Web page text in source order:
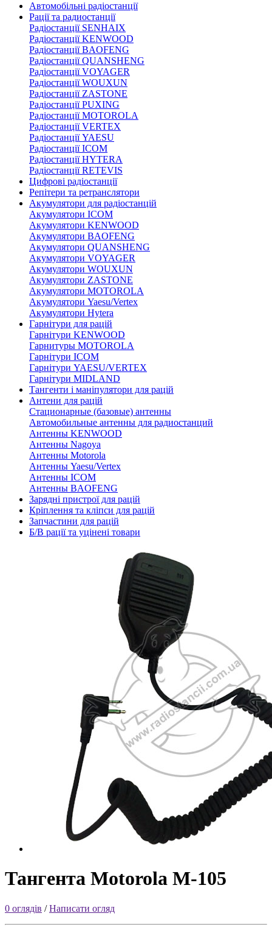
Автомобільні радіостанції
Рації та радиостанції
Радіостанції SENHAIX
Радіостанції KENWOOD
Радіостанції BAOFENG
Радіостанції QUANSHENG
Радіостанції VOYAGER
Радіостанції WOUXUN
Радіостанції ZASTONE
Радіостанції PUXING
Радіостанції MOTOROLA
Радіостанції VERTEX
Радіостанції YAESU
Радіостанції ICOM
Радіостанції HYTERA
Радіостанції RETEVIS
Цифрові радіостанції
Репітери та ретранслятори
Акумулятори для радіостанцій
Акумулятори ICOM
Акумулятори KENWOOD
Акумулятори BAOFENG
Акумулятори QUANSHENG
Акумулятори VOYAGER
Акумулятори WOUXUN
Акумулятори ZASTONE
Акумулятори MOTOROLA
Акумулятори Yaesu/Vertex
Акумулятори Hytera
Гарнітури для рацій
Гарнітури KENWOOD
Гарнитуры MOTOROLA
Гарнітури ICOM
Гарнітури YAESU/VERTEX
Гарнітури MIDLAND
Тангенти і маніпулятори для рацій
Антени для рацій
Стационарные (базовые) антенны
Автомобильные антенны для радиостанций
Антенны KENWOOD
Антенны Nagoya
Антенны Motorola
Антенны Yaesu/Vertex
Антенны ICOM
Антенны BAOFENG
Зарядні пристрої для рацій
Кріплення та кліпси для рацій
Запчастини для рацій
Б/В рації та уцінені товари
Тангента Motorola M-105
0 оглядів /Написати огляд